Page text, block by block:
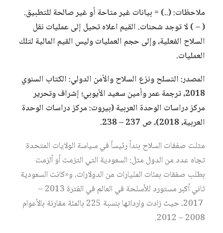
ملاحظات: (..) = بيانات غير متاحة أو غير صالحة للتطبيق.
( – ) لا توجد شحنات. القيم اعلاه تحيل إلى عمليات نقل
السلاح الفعلية، وإلى حجم العمليات وليس القيم المالية لتلك
العمليات.
المصدر: التسلح ونزع السلاح والأمن الدولي: الكتاب السنوي
2018، ترجمة عمر وأمين سعيد الأيوبي؛ إشراف وتحرير
مركز دراسات الوحدة العربية (بيروت: مركز دراسات الوحدة
العربية، 2018)، ص 237 – 238.
مثلت صفقات السلاح بنداً رئيساً في سياسة الولايات المتحدة
تجاه عدد من الدول مثل: السعودية التي التزمت أو ألزمت
بطلب صفقات بمئات المليارات من الدولارات، و«كانت السعودية
ثاني أكبر مستورد للأسلحة في العالم في الفترة 2013 –
2017، حيث زادت وارداتها بنسبة 225 بالمئة مقارنة بالأعوام
2008 – 2012.